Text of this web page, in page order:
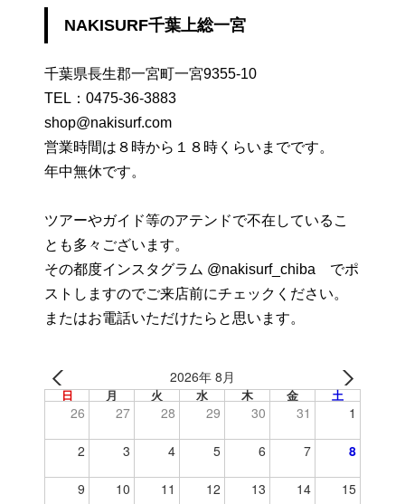
NAKISURF千葉上総一宮
千葉県長生郡一宮町一宮9355-10
TEL： 0475-36-3883
shop@nakisurf.com
営業時間は８時から１８時くらいまでです。
年中無休です。
ツアーやガイド等のアテンドで不在しているこ
とも多々ございます。
その都度インスタグラム @nakisurf_chiba でポ
ストしますのでご来店前にチェックください。
またはお電話いただけたらと思います。
2026年 8月
日 月 火 水 木 金 土
26 27 28 29 30 31 1
2 3 4 5 6 7 8
9 10 11 12 13 14 15